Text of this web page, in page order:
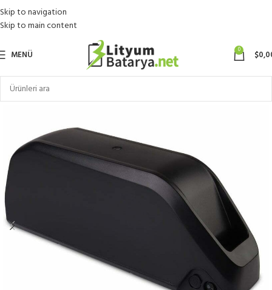
Skip to navigation
Skip to main content
MENÜ 0 $